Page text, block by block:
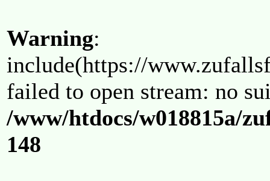
Warning:
include(https://
failed to open stream: no
/www/htdocs/w018815a/
148